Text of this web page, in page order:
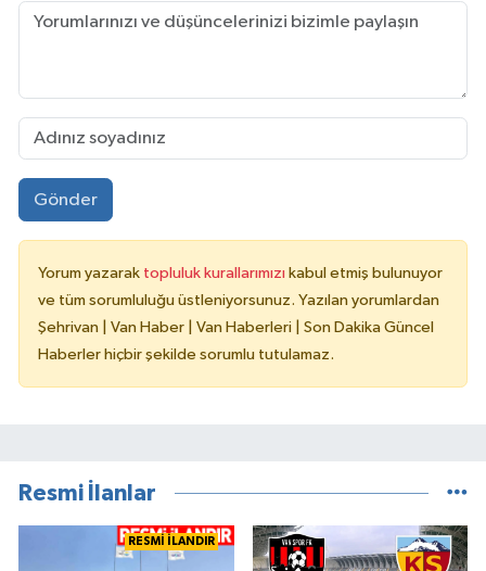
Gönder
Yorum yazarak topluluk kurallarımızı kabul etmiş bulunuyor
ve tüm sorumluluğu üstleniyorsunuz. Yazılan yorumlardan
Şehrivan | Van Haber | Van Haberleri | Son Dakika Güncel
Haberler hiçbir şekilde sorumlu tutulamaz.
Resmi İlanlar
RESMİ İLANDIR